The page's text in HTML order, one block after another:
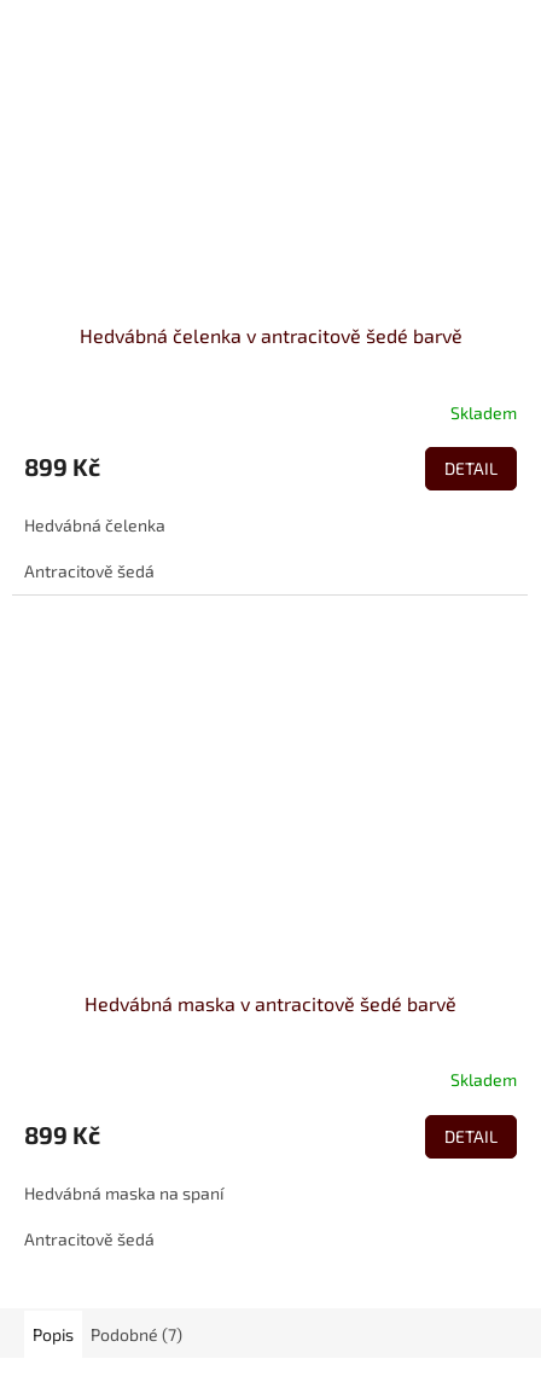
Hedvábná čelenka v antracitově šedé barvě
Skladem
899 Kč DETAIL
Hedvábná čelenka
Antracitově šedá
Hedvábná maska v antracitově šedé barvě
Skladem
899 Kč DETAIL
Hedvábná maska na spaní
Antracitově šedá
Popis Podobné (7)